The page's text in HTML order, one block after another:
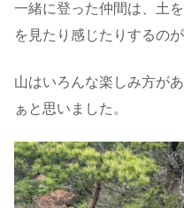
一緒に登った仲間は、土
を見たり感じたりするの
山はいろんな楽しみ方が
ぁと思いました。